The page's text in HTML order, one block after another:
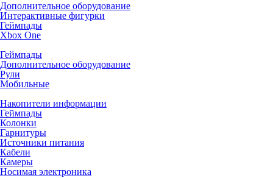
Дополнительное оборудование
Интерактивные фигурки
Геймпады
Xbox One
Геймпады
Дополнительное оборудование
Рули
Мобильные
Накопители информации
Геймпады
Колонки
Гарнитуры
Источники питания
Кабели
Камеры
Носимая электроника